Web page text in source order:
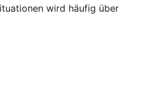
wird häufig über